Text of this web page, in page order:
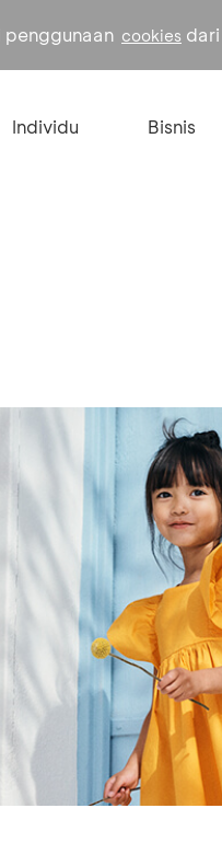
penggunaan cookies
Individu Bisnis